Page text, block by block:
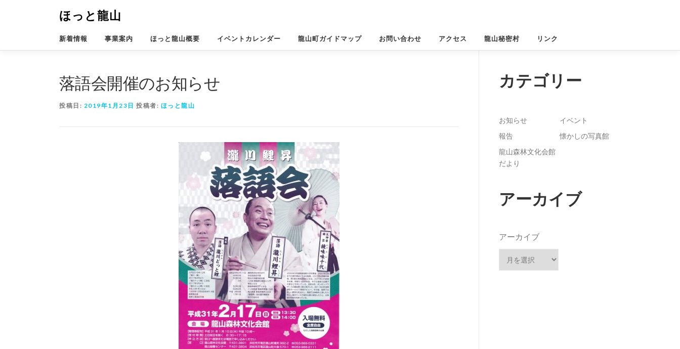
ツ
ほっと龍山
新着情報 事業案内 ほっと龍山概要 イベントカレンダー 龍山町ガイドマップ お問い合わせ アクセス 龍山秘密村 リンク
落語会開催のお知らせ
投稿日: 2019年1月23日 投稿者: ほっと龍山
カテゴリー
お知らせ
イベント
報告
懐かしの写真館
龍山森林文化会館
だより
アーカイブ
アーカイブ